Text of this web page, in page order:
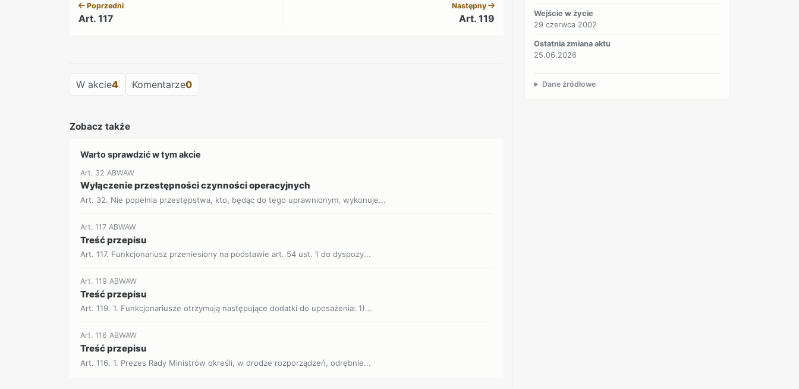
Poprzedni
Art. 117
Następny
Art. 119
W akcie4 Komentarze0
Zobacz także
Warto sprawdzić w tym akcie
Art. 32 ABWAW
Wyłączenie przestępności czynności operacyjnych
Art. 32. Nie popełnia przestępstwa, kto, będąc do tego uprawnionym, wykonuje...
Art. 117 ABWAW
Treść przepisu
Art. 117. Funkcjonariusz przeniesiony na podstawie art. 54 ust. 1 do dyspozy...
Art. 119 ABWAW
Treść przepisu
Art. 119. 1. Funkcjonariusze otrzymują następujące dodatki do uposażenia: 1)...
Art. 116 ABWAW
Treść przepisu
Art. 116. 1. Prezes Rady Ministrów określi, w drodze rozporządzeń, odrębnie...
Wejście w życie
29 czerwca 2002
Ostatnia zmiana aktu
25.06.2026
Dane źródłowe